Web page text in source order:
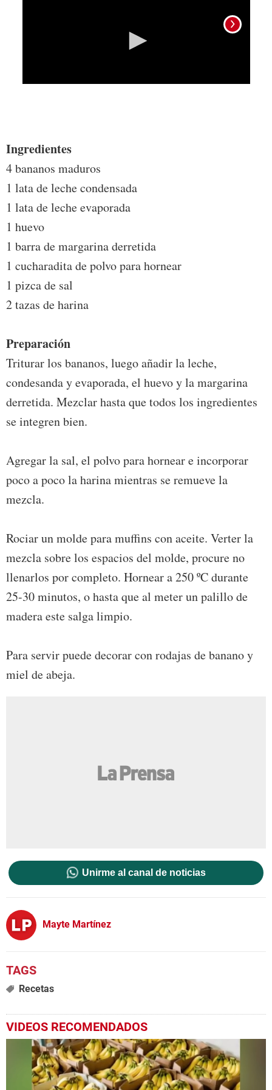
Ingredientes
4 bananos maduros
1 lata de leche condensada
1 lata de leche evaporada
1 huevo
1 barra de margarina derretida
1 cucharadita de polvo para hornear
1 pizca de sal
2 tazas de harina
Preparación
Triturar los bananos, luego añadir la leche,
condesanda y evaporada, el huevo y la margarina
derretida. Mezclar hasta que todos los ingredientes
se integren bien.
Agregar la sal, el polvo para hornear e incorporar
poco a poco la harina mientras se remueve la
mezcla.
Rociar un molde para muffins con aceite. Verter la
mezcla sobre los espacios del molde, procure no
llenarlos por completo. Hornear a 250 ºC durante
25-30 minutos, o hasta que al meter un palillo de
madera este salga limpio.
Para servir puede decorar con rodajas de banano y
miel de abeja.
Unirme al canal de noticias
Mayte Martínez
Recetas
VIDEOS RECOMENDADOS